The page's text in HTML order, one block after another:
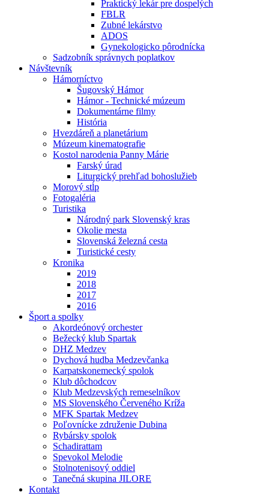
Praktický lekár pre dospelých
FBLR
Zubné lekárstvo
ADOS
Gynekologicko pôrodnícka
Sadzobník správnych poplatkov
Návštevník
Hámorníctvo
Šugovský Hámor
Hámor - Technické múzeum
Dokumentárne filmy
História
Hvezdáreň a planetárium
Múzeum kinematografie
Kostol narodenia Panny Márie
Farský úrad
Liturgický prehľad bohoslužieb
Morový stĺp
Fotogaléria
Turistika
Národný park Slovenský kras
Okolie mesta
Slovenská železná cesta
Turistické cesty
Kronika
2019
2018
2017
2016
Šport a spolky
Akordeónový orchester
Bežecký klub Spartak
DHZ Medzev
Dychová hudba Medzevčanka
Karpatskonemecký spolok
Klub dôchodcov
Klub Medzevských remeselníkov
MS Slovenského Červeného Kríža
MFK Spartak Medzev
Poľovnícke združenie Dubina
Rybársky spolok
Schadirattam
Spevokol Melodie
Stolnotenisový oddiel
Tanečná skupina JILORE
Kontakt